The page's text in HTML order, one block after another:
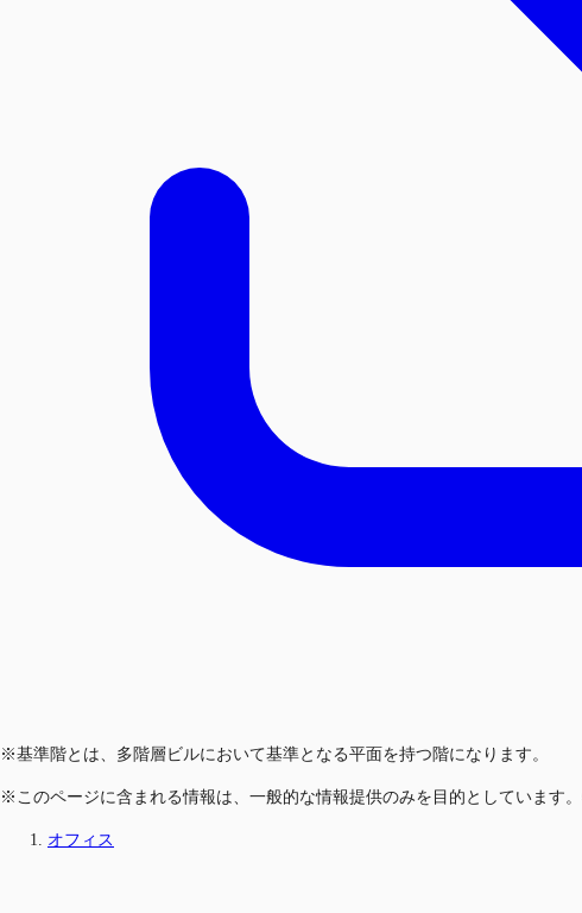
※基準階とは、多階層ビルにおいて基準となる平面を持つ階になります。
※このページに含まれる情報は、一般的な情報提供のみを目的としています
オフィス